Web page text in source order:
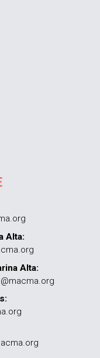
Alta:
Alta: